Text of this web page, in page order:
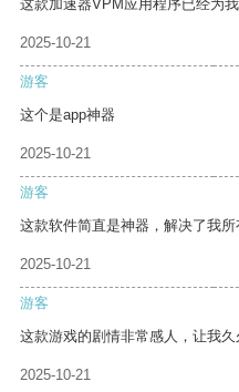
这款加速器VPM应用程序已经为
2025-10-21
游客
这个是app神器
2025-10-21
游客
这款软件简直是神器，解决了我所
2025-10-21
游客
这款游戏的剧情非常感人，让我久
2025-10-21